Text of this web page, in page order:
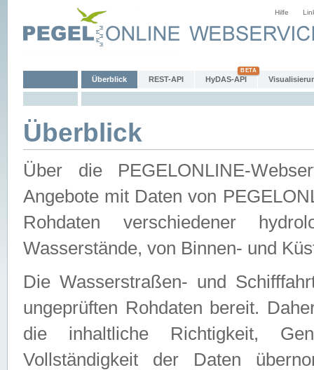
Hilfe
Überblick REST-API HyDAS-API
Überblick
Über die PEGELONLINE-
Angebote mit Daten von
Rohdaten verschiedener
Wasserstände, von Binnen- und
Die Wasserstraßen- und
ungeprüften Rohdaten bereit.
die inhaltliche Richtigkeit,
Vollständigkeit der Daten